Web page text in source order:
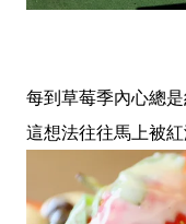
每到草莓季內心總
這想法往往馬上被